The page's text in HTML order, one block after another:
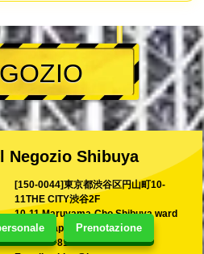
Prenotazione
Negozio Shibuya
[150-0044]東京都渋谷区円山町10-
11THE CITY渋谷2F
10-11 Maruyama-Cho Shibuya ward
Tokyo, Japan
TEL
+81-70-2222-6655